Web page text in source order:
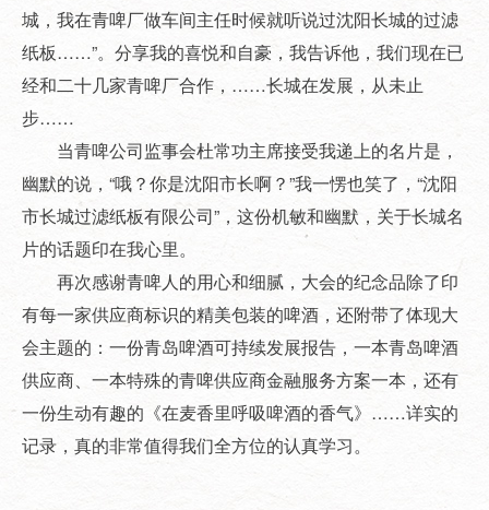
城，我在青啤厂做车间主任时候就听说过沈阳长城的过滤
纸板……”。分享我的喜悦和自豪，我告诉他，我们现在已
经和二十几家青啤厂合作，……长城在发展，从未止
步……
当青啤公司监事会杜常功主席接受我递上的名片是，
幽默的说，“哦？你是沈阳市长啊？”我一愣也笑了，“沈阳
市长城过滤纸板有限公司”，这份机敏和幽默，关于长城名
片的话题印在我心里。
再次感谢青啤人的用心和细腻，大会的纪念品除了印
有每一家供应商标识的精美包装的啤酒，还附带了体现大
会主题的：一份青岛啤酒可持续发展报告，一本青岛啤酒
供应商、一本特殊的青啤供应商金融服务方案一本，还有
一份生动有趣的《在麦香里呼吸啤酒的香气》……详实的
记录，真的非常值得我们全方位的认真学习。